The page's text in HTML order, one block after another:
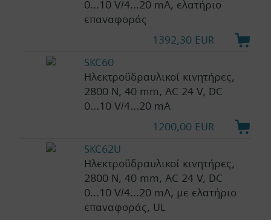
0...10 V/4...20 mA, ελατήριο
επαναφοράς
1392,30 EUR
SKC60
Ηλεκτροϋδραυλικοί κινητήρες,
2800 N, 40 mm, AC 24 V, DC
0...10 V/4...20 mA
1200,00 EUR
SKC62U
Ηλεκτροϋδραυλικοί κινητήρες,
2800 N, 40 mm, AC 24 V, DC
0...10 V/4...20 mA, με ελατήριο
επαναφοράς, UL